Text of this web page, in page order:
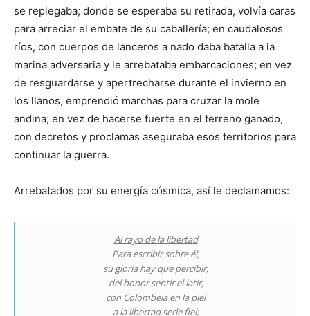
se replegaba; donde se esperaba su retirada, volvía caras
para arreciar el embate de su caballería; en caudalosos
ríos, con cuerpos de lanceros a nado daba batalla a la
marina adversaria y le arrebataba embarcaciones; en vez
de resguardarse y apertrecharse durante el invierno en
los llanos, emprendió marchas para cruzar la mole
andina; en vez de hacerse fuerte en el terreno ganado,
con decretos y proclamas aseguraba esos territorios para
continuar la guerra.
Arrebatados por su energía cósmica, así le declamamos:
Al rayo de la libertad
Para escribir sobre él,
su gloria hay que percibir,
del honor sentir el latir,
con Colombeia en la piel
a la libertad serle fiel;